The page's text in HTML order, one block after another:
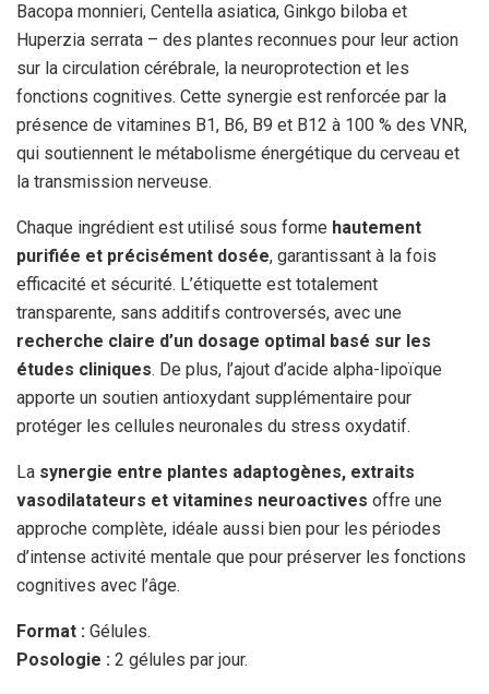
Bacopa monnieri, Centella asiatica, Ginkgo biloba et
Huperzia serrata – des plantes reconnues pour leur action
sur la circulation cérébrale, la neuroprotection et les
fonctions cognitives. Cette synergie est renforcée par la
présence de vitamines B1, B6, B9 et B12 à 100 % des VNR,
qui soutiennent le métabolisme énergétique du cerveau et
la transmission nerveuse.
Chaque ingrédient est utilisé sous forme hautement
purifiée et précisément dosée, garantissant à la fois
efficacité et sécurité. L’étiquette est totalement
transparente, sans additifs controversés, avec une
recherche claire d’un dosage optimal basé sur les
études cliniques. De plus, l’ajout d’acide alpha-lipoïque
apporte un soutien antioxydant supplémentaire pour
protéger les cellules neuronales du stress oxydatif.
La synergie entre plantes adaptogènes, extraits
vasodilatateurs et vitamines neuroactives offre une
approche complète, idéale aussi bien pour les périodes
d’intense activité mentale que pour préserver les fonctions
cognitives avec l’âge.
Format : Gélules.
Posologie : 2 gélules par jour.